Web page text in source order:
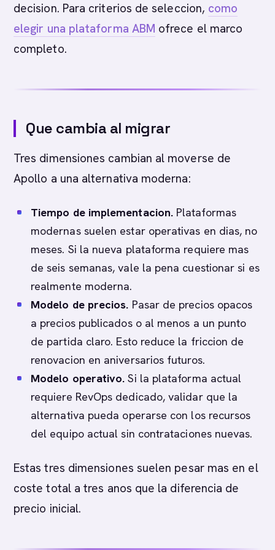
decision. Para criterios de seleccion, como
elegir una plataforma ABM ofrece el marco
completo.
Que cambia al migrar
Tres dimensiones cambian al moverse de
Apollo a una alternativa moderna:
Tiempo de implementacion. Plataformas
modernas suelen estar operativas en dias, no
meses. Si la nueva plataforma requiere mas
de seis semanas, vale la pena cuestionar si es
realmente moderna.
Modelo de precios. Pasar de precios opacos
a precios publicados o al menos a un punto
de partida claro. Esto reduce la friccion de
renovacion en aniversarios futuros.
Modelo operativo. Si la plataforma actual
requiere RevOps dedicado, validar que la
alternativa pueda operarse con los recursos
del equipo actual sin contrataciones nuevas.
Estas tres dimensiones suelen pesar mas en el
coste total a tres anos que la diferencia de
precio inicial.